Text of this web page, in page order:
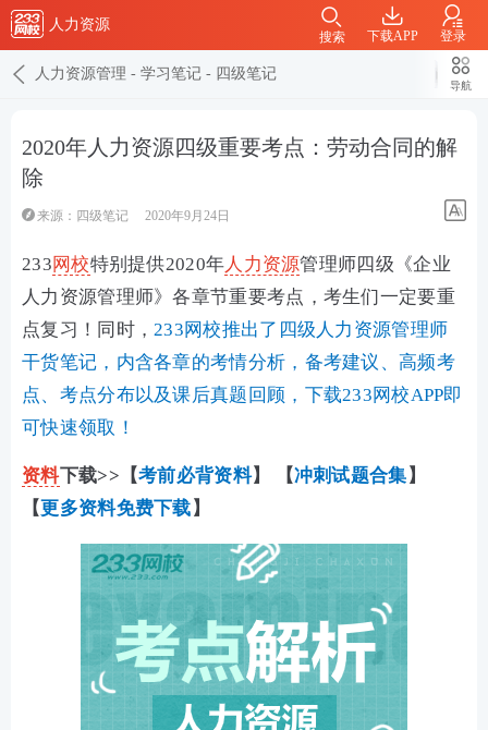
人力资源
下载APP 登录
搜索
人力资源管理 - 学习笔记 - 四级笔记
导航
2020年人力资源四级重要考点：劳动合同的解
除
来源： 四级笔记 2020年9月24日
233网校特别提供2020年人力资源管理师四级《企业
人力资源管理师》各章节重要考点，考生们一定要重
点复习！同时，233网校推出了四级人力资源管理师
干货笔记，内含各章的考情分析，备考建议、高频考
点、考点分布以及课后真题回顾，下载233网校APP即
可快速领取！
资料下载>>【考前必背资料】 【冲刺试题合集 】
【更多资料免费下载 】